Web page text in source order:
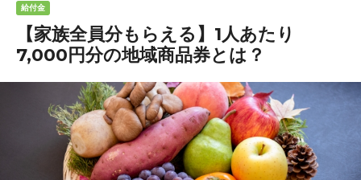
給付金
【家族全員分もらえる】1人あたり
7,000円分の地域商品券とは？